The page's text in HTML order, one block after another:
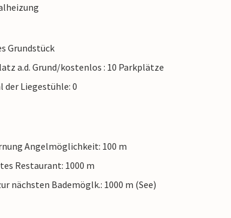
Grundstück
a.d. Grund/kostenlos : 10 Parkplätze
der Liegestühle: 0
Angelmöglichkeit: 100 m
Restaurant: 1000 m
nächsten Bademöglk.: 1000 m (See)